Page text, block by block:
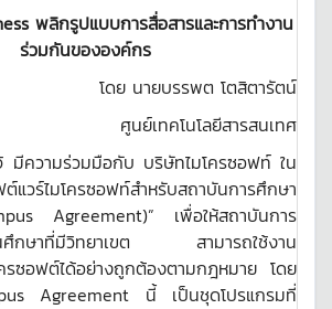
พลิกรูปแบบการสื่อสารและการทำงาน
ร่วมกันขององค์กร
โดย นายบรรพต โตสิตารัตน์
ศูนย์เทคโนโลยีสารสนเทศ
มีความร่วมมือกับ บริษัทไมโครซอฟท์ ใน
วร์ไมโครซอฟท์สำหรับสถาบันการศึกษา
Agreement)” เพื่อให้สถาบันการ
นศึกษาที่มีวิทยาเขต สามารถใช้งาน
รซอฟต์ได้อย่างถูกต้องตามกฎหมาย โดย
Agreement นี้ เป็นชุดโปรแกรมที่